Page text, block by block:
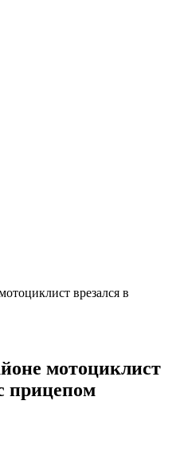
врезался в
мотоциклист
прицепом